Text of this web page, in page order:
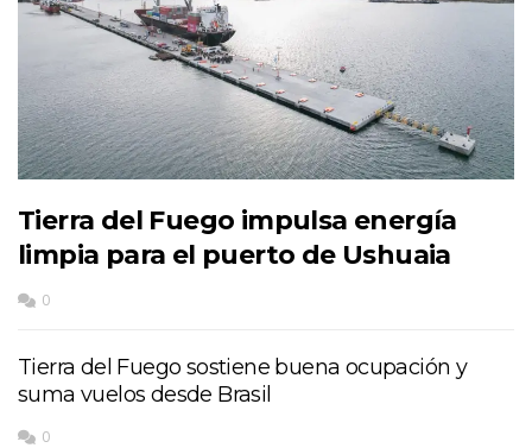
Tierra del Fuego impulsa energía
limpia para el puerto de Ushuaia
0
Tierra del Fuego sostiene buena ocupación y
suma vuelos desde Brasil
0